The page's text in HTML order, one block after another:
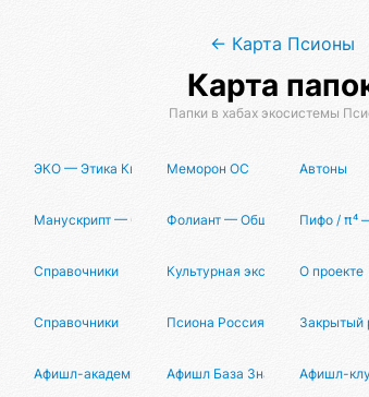
← Карта Псионы
Карта
Папки в хабах экосистемы
ЭКО — Этика Квантового Организма
Меморон ОС Автоны
Манускрипт — Опенсорсная Философия
Фолиант — Общая КнигаПифо / π⁴
Справочники Культурная экспансияО проекте
Справочники Псиона Россия Закрытый
Афишл-академия Афишл База Знаний Афишл-